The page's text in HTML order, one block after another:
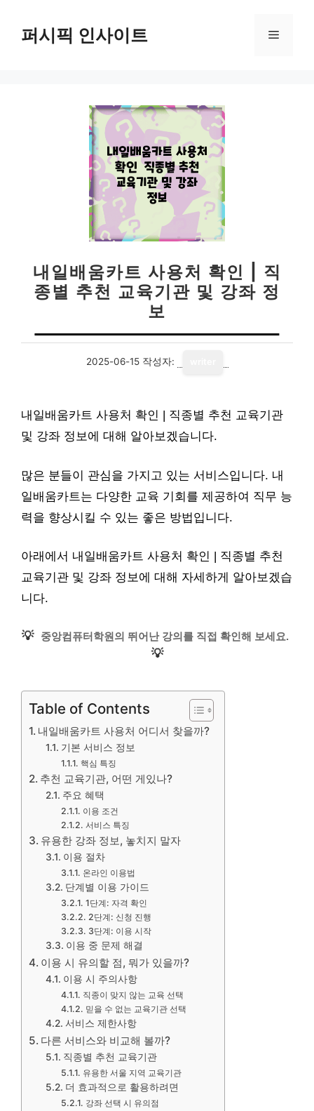
퍼시픽 인사이트 메
내일배움카트 사용처 확인 | 직
종별 추천 교육기관 및 강좌 정
보
2025-06-15 작성자:
내일배움카트 사용처 확인 | 직종별 추천 교육기관
및 강좌 정보에 대해 알아보겠습니다.
많은 분들이 관심을 가지고 있는 서비스입니다. 내
일배움카트는 다양한 교육 기회를 제공하여 직무 능
력을 향상시킬 수 있는 좋은 방법입니다.
아래에서 내일배움카트 사용처 확인 | 직종별 추천
교육기관 및 강좌 정보에 대해 자세하게 알아보겠습
니다.
💡 중앙컴퓨터학원의 뛰어난 강의를 직접 확인해 보세요.
💡
Table of Contents
내일배움카트 사용처 어디서 찾을까?
기본 서비스 정보
핵심 특징
추천 교육기관, 어떤 게있나?
주요 혜택
이용 조건
서비스 특징
유용한 강좌 정보, 놓치지 말자
이용 절차
온라인 이용법
단계별 이용 가이드
1단계: 자격 확인
2단계: 신청 진행
3단계: 이용 시작
이용 중 문제 해결
이용 시 유의할 점, 뭐가 있을까?
이용 시 주의사항
직종이 맞지 않는 교육 선택
믿을 수 없는 교육기관 선택
서비스 제한사항
다른 서비스와 비교해 볼까?
직종별 추천 교육기관
유용한 서울 지역 교육기관
더 효과적으로 활용하려면
강좌 선택 시 유의점